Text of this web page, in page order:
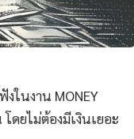
ในงาน MONEY
ดยไม่ต้องมีเงินเยอะ